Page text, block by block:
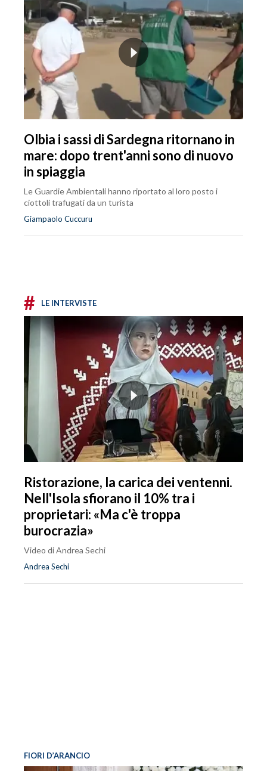
Olbia i sassi di Sardegna ritornano in
mare: dopo trent'anni sono di nuovo
in spiaggia
Le Guardie Ambientali hanno riportato al loro posto i
ciottoli trafugati da un turista
Giampaolo Cuccuru
# LE INTERVISTE
Ristorazione, la carica dei ventenni.
Nell'Isola sfiorano il 10% tra i
proprietari: «Ma c'è troppa
burocrazia»
Video di Andrea Sechi
Andrea Sechi
FIORI D’ARANCIO